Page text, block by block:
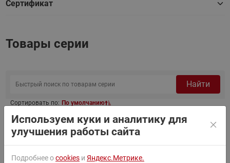
Сертификат
Товары серии
Найти
Сортировать по: По умолчанию
Фильтр
Используем куки и аналитику для
улучшения работы сайта
Подробнее оcookies и Яндекс.Метрике.